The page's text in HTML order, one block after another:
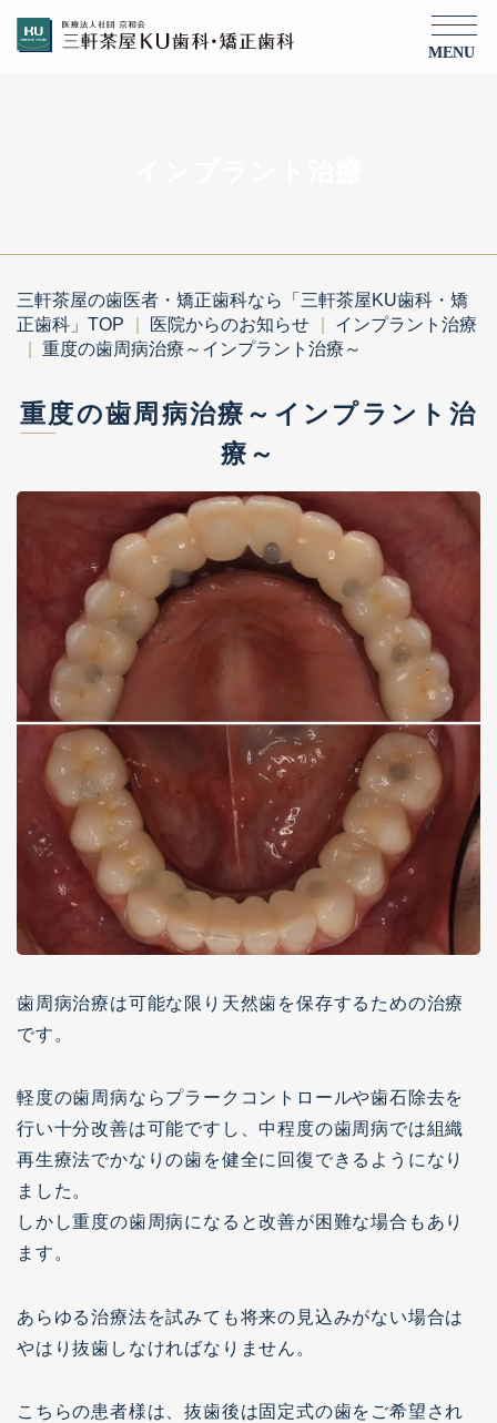
MENU
ご予約・お問い合わせはこちら
ご相談専用
三軒茶屋の歯医者・矯正歯科なら「三軒茶屋KU歯科・矯
正歯科」TOP
医院からのお知らせ
インプラント治療
重度の歯周病治療～インプラント治療～
重度の歯周病治療～インプラント治
療～
歯周病治療は可能な限り天然歯を保存するための治療
です。
軽度の歯周病ならプラークコントロールや歯石除去を
行い十分改善は可能ですし、中程度の歯周病では組織
再生療法でかなりの歯を健全に回復できるようになり
ました。
しかし重度の歯周病になると改善が困難な場合もあり
ます。
あらゆる治療法を試みても将来の見込みがない場合は
やはり抜歯しなければなりません。
こちらの患者様は、抜歯後は固定式の歯をご希望され